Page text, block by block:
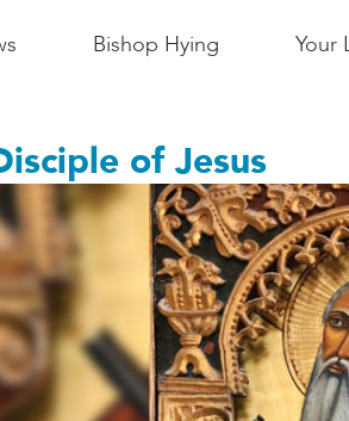
Bishop Hying Your
of Jesus